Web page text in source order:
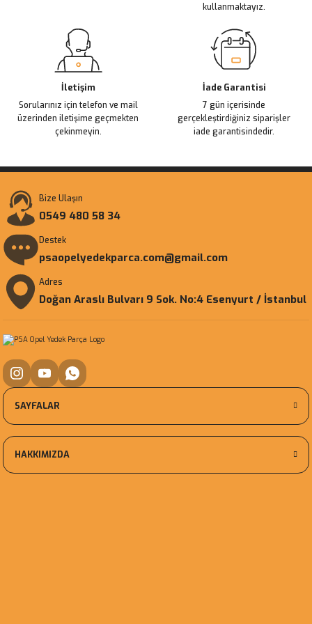
kullanmaktayız.
İletişim
Sorularınız için telefon ve mail
üzerinden iletişime geçmekten
çekinmeyin.
İade Garantisi
7 gün içerisinde
gerçekleştirdiğiniz siparişler
iade garantisindedir.
Bize Ulaşın
0549 480 58 34
Destek
psaopelyedekparca.com@gmail.com
Adres
Doğan Araslı Bulvarı 9 Sok. No:4 Esenyurt / İstanbul
SAYFALAR
HAKKIMIZDA